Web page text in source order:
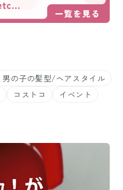
男の子の髪型/ヘアスタイル
コストコ
イベント